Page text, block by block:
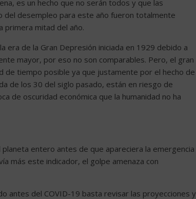
es un hecho que no serán todos y que las
del desempleo para este año fueron totalmente
primera mitad del año.
era de la Gran Depresión iniciada en 1929 debido a
mayor, por eso no son comparables. Pero, el gran
de tiempo posible ya que justamente por el hecho de
de los 30 del siglo pasado, están en riesgo de
de oscuridad económica que la humanidad no ha
entero antes de que apareciera la emergencia
más este indicador, el golpe amenaza con
antes del COVID-19 basta revisar las proyecciones y